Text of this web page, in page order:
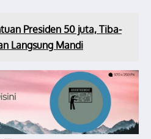
Presiden 50 juta, Tiba-
Langsung Mandi